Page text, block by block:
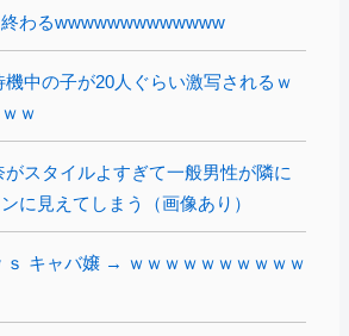
わるwwwwwwwwwwwww
機中の子が20人ぐらい激写されるｗ
ｗ
がスタイルよすぎて一般男性が隣に
に見えてしまう（画像あり）
ｓ キャバ嬢 → ｗｗｗｗｗｗｗｗｗｗ